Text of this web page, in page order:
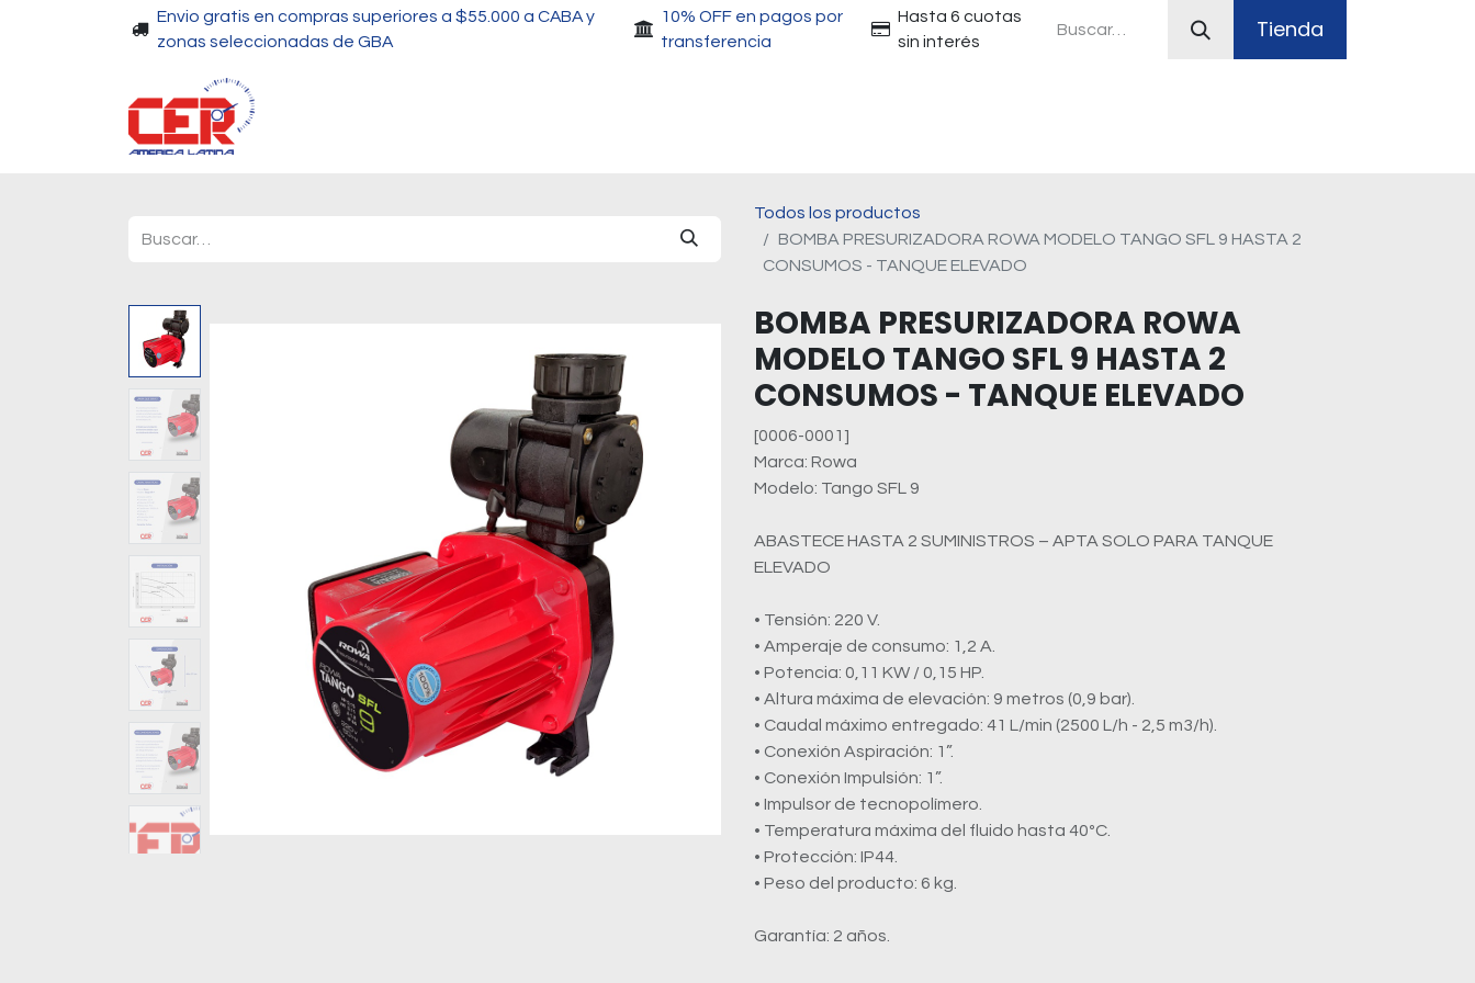
Envio gratis en compras superiores a $55.000 a CABA y
zonas seleccionadas de GBA
10% OFF en pagos por
transferencia
Hasta 6 cuotas
sin interés
Tienda
Todos los productos
BOMBA PRESURIZADORA ROWA MODELO TANGO SFL 9 HASTA 2
CONSUMOS - TANQUE ELEVADO
BOMBA PRESURIZADORA ROWA
MODELO TANGO SFL 9 HASTA 2
CONSUMOS - TANQUE ELEVADO
[0006-0001]
Marca: Rowa
Modelo: Tango SFL 9
ABASTECE HASTA 2 SUMINISTROS – APTA SOLO PARA TANQUE
ELEVADO
• Tensión: 220 V.
• Amperaje de consumo: 1,2 A.
• Potencia: 0,11 KW / 0,15 HP.
• Altura máxima de elevación: 9 metros (0,9 bar).
• Caudal máximo entregado: 41 L/min (2500 L/h - 2,5 m3/h).
• Conexión Aspiración: 1”.
• Conexión Impulsión: 1”.
• Impulsor de tecnopolímero.
• Temperatura máxima del fluido hasta 40ºC.
• Protección: IP44.
• Peso del producto: 6 kg.
Garantía: 2 años.